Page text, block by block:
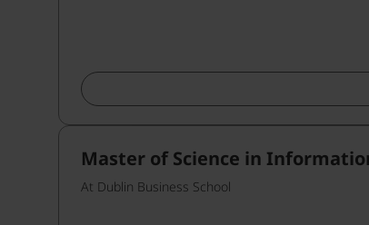
Master of Science in
At Dublin Business School